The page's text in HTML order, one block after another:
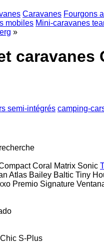
Caravanes Fourgons
mobiles Mini-caravanes
»
caravanes
semi-intégrés camping-
Coral Matrix Sonic
Atlas Bailey Baltic Tiny
Premio Signature
Chic S-Plus